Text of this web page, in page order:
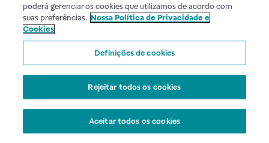
poderá gerenciar os cookies que utilizamos de acordo com
suas preferências. Nossa Política de Privacidade e
Cookies
Definições de cookies
Rejeitar todos os cookies
Aceitar todos os cookies